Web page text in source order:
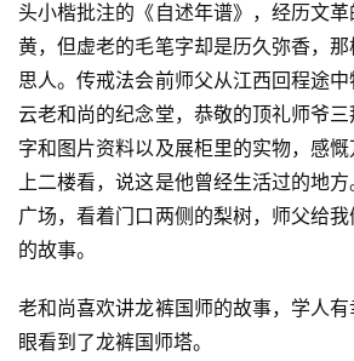
音
高
僧
访
谈
心
菩
提
头小楷批注的《自述年谱》，经历文
黄，但虚老的毛笔字却是历久弥香，
思人。传戒法会前师父从江西回程途
云老和尚的纪念堂，恭敬的顶礼师爷
字和图片资料以及展柜里的实物，感
上二楼看，说这是他曾经生活过的地
广场，看着门口两侧的梨树，师父给
的故事。
老和尚喜欢讲龙裤国师的故事，学人
眼看到了龙裤国师塔。